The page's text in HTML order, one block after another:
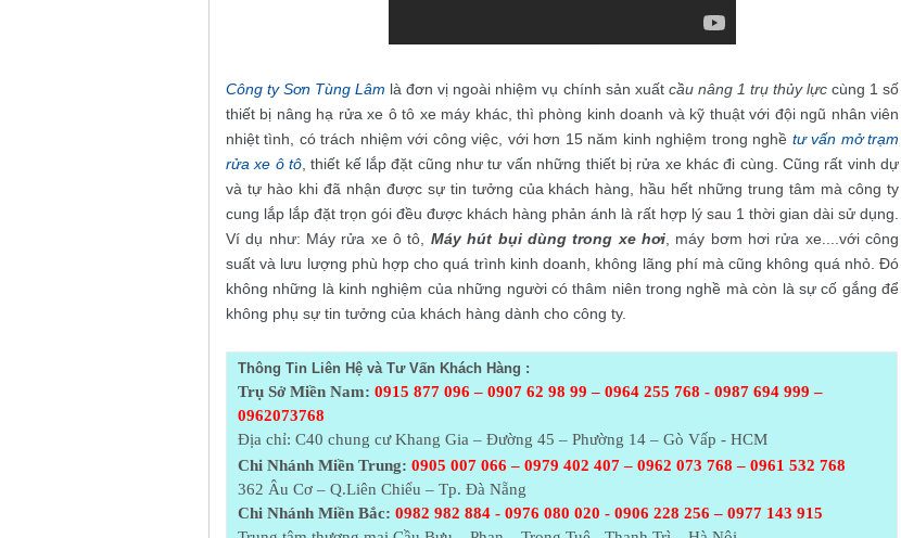
Công ty Sơn Tùng Lâm là đơn vị ngoài nhiệm vụ chính sản xuất cầu nâng 1 trụ thủy lựccùng 1 số
thiết bị nâng hạ rửa xe ô tô xe máy khác, thì phòng kinh doanh và kỹ thuật với đội ngũ nhân viên
nhiệt tình, có trách nhiệm với công việc, với hơn 15 năm kinh nghiệm trong nghề tư vấn mở trạm
rửa xe ô tô, thiết kế lắp đặt cũng như tư vấn những thiết bị rửa xe khác đi cùng. Cũng rất vinh dự
và tự hào khi đã nhận được sự tin tưởng của khách hàng, hầu hết những trung tâm mà công ty
cung lắp lắp đặt trọn gói đều được khách hàng phản ánh là rất hợp lý sau 1 thời gian dài sử dụng.
Ví dụ như: Máy rửa xe ô tô, Máy hút bụi dùng trong xe hơi, máy bơm hơi rửa xe....với công
suất và lưu lượng phù hợp cho quá trình kinh doanh, không lãng phí mà cũng không quá nhỏ. Đó
không những là kinh nghiệm của những người có thâm niên trong nghề mà còn là sự cố gắng để
không phụ sự tin tưởng của khách hàng dành cho công ty.
Thông Tin Liên Hệ và Tư Vấn Khách Hàng :
Trụ Sở Miền Nam: 0915 877 096 – 0907 62 98 99 – 0964 255 768 - 0987 694 999 –
0962073768
Địa chỉ: C40 chung cư Khang Gia – Đường 45 – Phường 14 – Gò Vấp - HCM
Chi Nhánh Miền Trung: 0905 007 066 – 0979 402 407 – 0962 073 768 – 0961 532 768
362 Âu Cơ – Q.Liên Chiểu – Tp. Đà Nẵng
Chi Nhánh Miền Bắc: 0982 982 884 - 0976 080 020 - 0906 228 256 – 0977 143 915